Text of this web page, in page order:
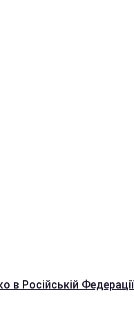
в Російській